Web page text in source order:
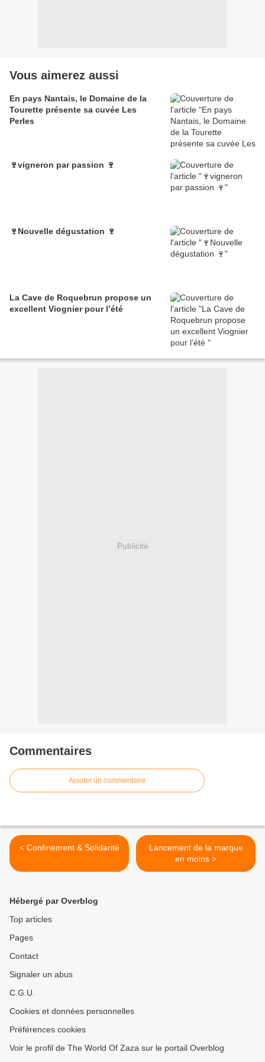
Vous aimerez aussi
En pays Nantais, le Domaine de la
Tourette présente sa cuvée Les
Perles
🍷vigneron par passion 🍷
🍷Nouvelle dégustation 🍷
La Cave de Roquebrun propose un
excellent Viognier pour l’été
Publicité
Commentaires
Ajouter un commentaire
< Confinement & Solidarité
Lancement de la marque
en moins >
Hébergé par Overblog
Top articles
Pages
Contact
Signaler un abus
C.G.U.
Cookies et données personnelles
Préférences cookies
Voir le profil de The World Of Zaza sur le portail Overblog